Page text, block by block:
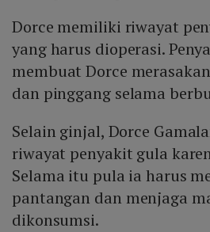
Dorce memiliki riwayat
yang harus dioperasi.
membuat Dorce
dan pinggang selama
Selain ginjal, Dorce
riwayat penyakit gula
Selama itu pula ia harus
pantangan dan menjaga
dikonsumsi.